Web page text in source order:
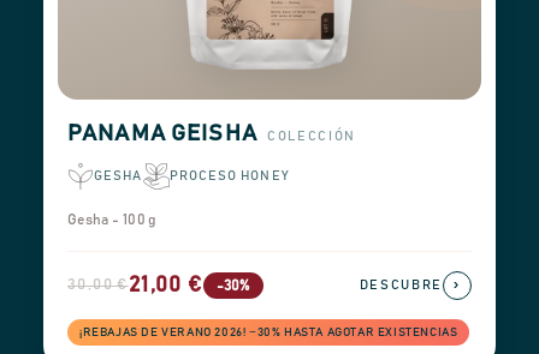
PANAMA GEISHA COLECCIÓN
GESHA PROCESO HONEY
Gesha - 100 g
30,00 €21,00 € -30%
¡REBAJAS DE VERANO 2026! −30% HASTA AGOTAR EXISTENCIAS
DESCUBRE ›